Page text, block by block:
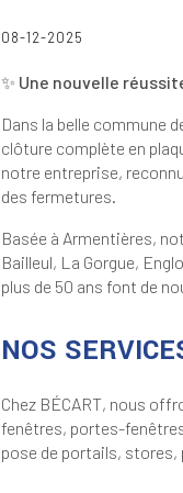
08-12-2025
✨ Une nouvelle
Dans la belle commune
clôture complète en
notre entreprise,
des fermetures.
Basée à Armentières,
Bailleul, La Gorgue,
plus de 50 ans font de
NOS
Chez BÉCART, nous
fenêtres, portes-
pose de portails, stores,